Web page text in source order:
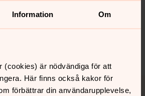
Information Om
(cookies) är nödvändiga för att
Här finns också kakor för
förbättrar din användarupplevelse,